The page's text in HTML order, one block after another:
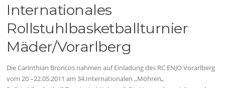
Internationales
Rollstuhlbasketballturnier
Mäder/Vorarlberg
Die Carinthian Broncos nahmen auf Einladung des RC ENJO Vorarlberg
vom 20 –22.05.2011 am 34.Internationalen ,,Möhren„